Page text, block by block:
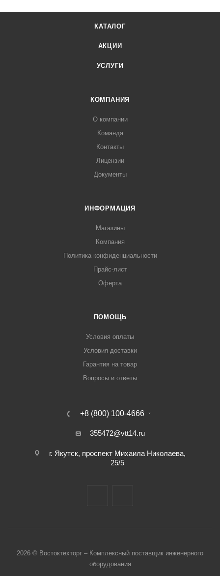
КАТАЛОГ
АКЦИИ
УСЛУГИ
КОМПАНИЯ
О компании
Команда
Контакты
Лицензии
Документы
ИНФОРМАЦИЯ
Магазины
Компания
Политика конфиденциальности
Прайс-лист
Оферта
ПОМОЩЬ
Условия оплаты
Условия доставки
Гарантия на товар
Вопросы и ответы
+8 (800) 100-4666
355472@vtt14.ru
г. Якутск, проспект Михаила Николаева,
25/5
2026 © Востоктехторг – Комплексный поставщик инженерного
оборудования